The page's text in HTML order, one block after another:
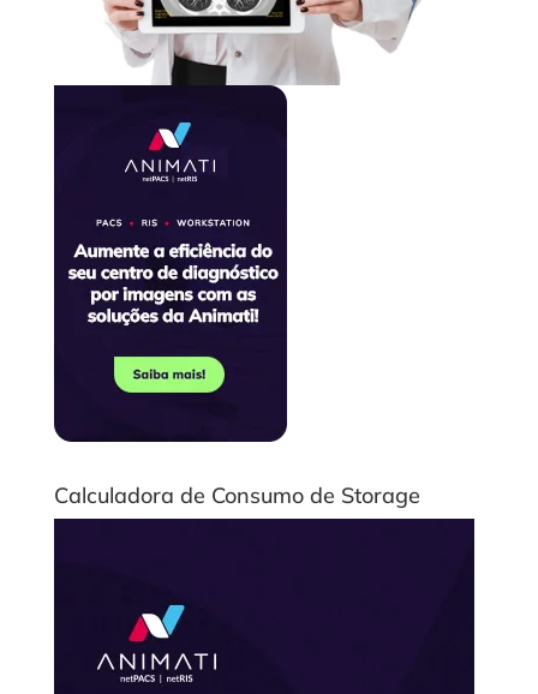
Calculadora de Consumo de Storage